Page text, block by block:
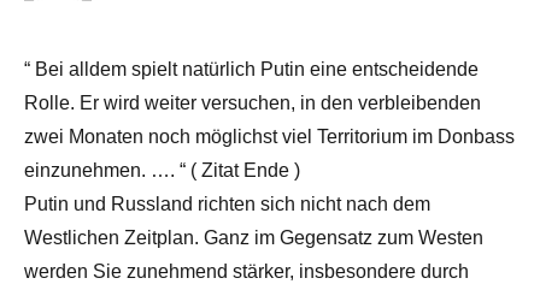
“ Bei alldem spielt natürlich Putin eine entscheidende
Rolle. Er wird weiter versuchen, in den verbleibenden
zwei Monaten noch möglichst viel Territorium im Donbass
einzunehmen. …. “ ( Zitat Ende )
Putin und Russland richten sich nicht nach dem
Westlichen Zeitplan. Ganz im Gegensatz zum Westen
werden Sie zunehmend stärker, insbesondere durch